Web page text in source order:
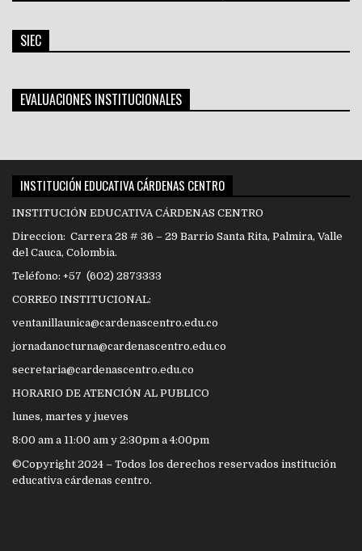
SIEC
EVALUACIONES INSTITUCIONALES
INSTITUCIÓN EDUCATIVA CÁRDENAS CENTRO
INSTITUCIÓN EDUCATIVA CÁRDENAS CENTRO
Direccion: Carrera 28 # 36 – 29 Barrio Santa Rita, Palmira, Valle
del Cauca, Colombia.
Teléfono: +57 (602) 2873333
CORREO INSTITUCIONAL:
ventanillaunica@cardenascentro.edu.co
jornadanocturna@cardenascentro.edu.co
secretaria@cardenascentro.edu.co
HORARIO DE ATENCIÓN AL PUBLICO
lunes, martes y jueves
8:00 am a 11:00 am y 2:30pm a 4:00pm
©Copyright 2024 – Todos los derechos reservados institución
educativa cárdenas centro.